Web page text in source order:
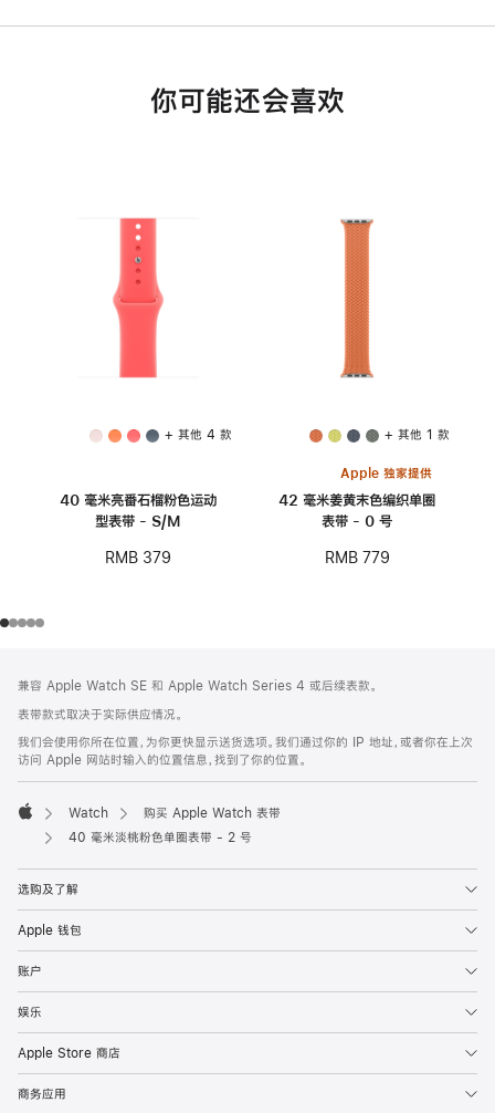
你可能还会喜欢
+ 其他 4 款
40 毫米亮番石榴粉色运动
型表带 - S/M
RMB 379
+ 其他 1 款
Apple 独家提供
42 毫米姜黄末色编织单圈
表带 - 0 号
RMB 779
页
页
脚
注
兼容 Apple Watch SE 和 Apple Watch Series 4 或后续表款。
表带款式取决于实际供应情况。
我们会使用你所在位置，为你更快显示送货选项。我们通过你的 IP 地址，或者你在上次
访问 Apple 网站时输入的位置信息，找到了你的位置。
Apple
Watch
购买 Apple Watch 表带
40 毫米淡桃粉色单圈表带 - 2 号
选购及了解
Apple 钱包
账户
娱乐
Apple Store 商店
商务应用